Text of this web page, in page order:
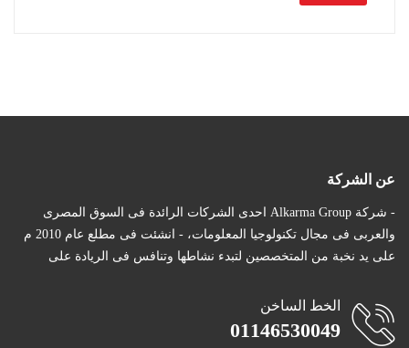
عن الشركة
- شركة Alkarma Group احدى الشركات الرائدة فى السوق المصرى
والعربى فى مجال تكنولوجيا المعلومات، - انشئت فى مطلع عام 2010 م
على يد نخبة من المتخصصين لتبدء نشاطها وتنافس فى الريادة على
الخط الساخن
01146530049